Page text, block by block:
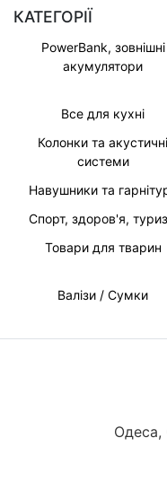
КАТЕГОРІЇ
PowerBank, зовнішні
акумулятори
Все для кухні
Колонки та акустичні
системи
Навушники та
Спорт, здоров'я,
Товари для тварин
Валізи / Сумки
Одеса,